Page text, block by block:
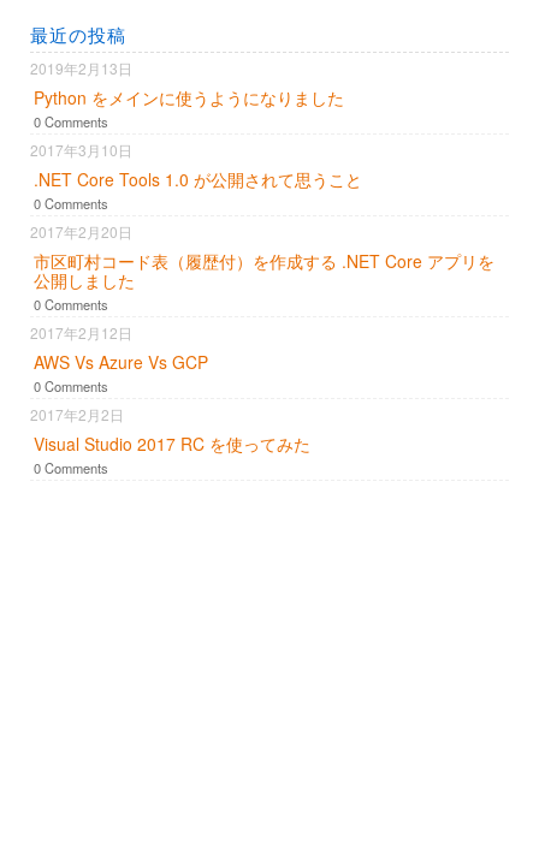
最近の投稿
2019年2月13日
Python をメインに使うようになりました
0 Comments
2017年3月10日
.NET Core Tools 1.0 が公開されて思うこと
0 Comments
2017年2月20日
市区町村コード表（履歴付）を作成する .NET Core アプリを
公開しました
0 Comments
2017年2月12日
AWS Vs Azure Vs GCP
0 Comments
2017年2月2日
Visual Studio 2017 RC を使ってみた
0 Comments